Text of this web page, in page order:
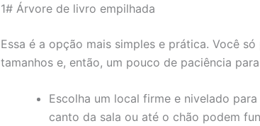
1# Árvore de livro empilhada
Essa é a opção mais simples e prática. Você
tamanhos e, então, um pouco de paciência
Escolha um local firme e nivelado
canto da sala ou até o chão podem